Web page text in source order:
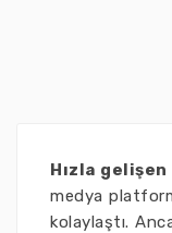
Hızla
medya
kolaylaştı.